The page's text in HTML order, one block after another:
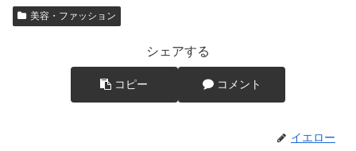
美容・ファッション
シェアする
コピー コメント
イエロー